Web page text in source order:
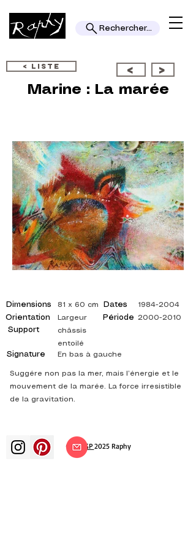
Rechercher...
< LISTE < >
Marine : La marée
Dimensions
Orientation
Support
Signature
81 x 60 cm
Dates
Période
Largeur
châssis
entoilé
En bas à gauche
1984-2004
2000-2010
Suggére non pas la mer, mais l’énergie et le
mouvement de la marée. La force irresistible
de la gravitation.
© ADAGP 2025 Raphy